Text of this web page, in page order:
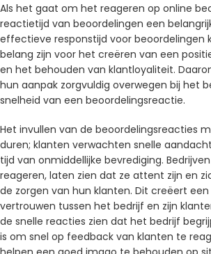
Als het gaat om het reageren op online
reactietijd van beoordelingen een
effectieve responstijd voor beoordelingen
belang zijn voor het creëren van een
en het behouden van klantloyaliteit.
hun aanpak zorgvuldig overwegen bij het
snelheid van een beoordelingsreactie.
Het invullen van de beoordelingsreacties
duren; klanten verwachten snelle
tijd van onmiddellijke bevrediging.
reageren, laten zien dat ze attent zijn en
de zorgen van hun klanten. Dit creëert
vertrouwen tussen het bedrijf en zijn
de snelle reacties zien dat het bedrijf
is om snel op feedback van klanten te